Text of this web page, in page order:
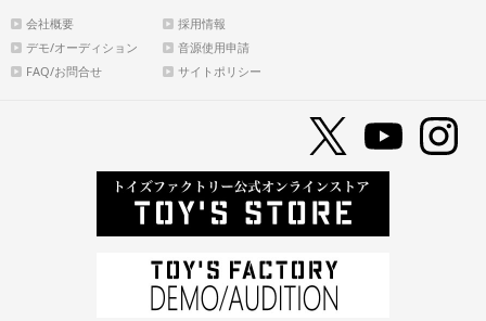
会社概要
採用情報
デモ/オーディション
音源使用申請
FAQ/お問合せ
サイトポリシー